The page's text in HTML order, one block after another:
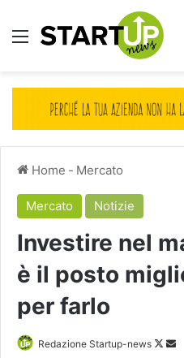
Menu
Home - Mercato
Mercato Notizie
Investire nel
è il posto
per farlo
Redazione Startup-news